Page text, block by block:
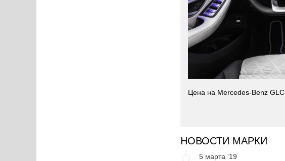
Цена на Mercedes-Benz
НОВОСТИ МАРКИ
5 марта '19